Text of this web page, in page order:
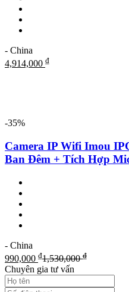
- China
4,914,000 ₫
-35%
Camera IP Wifi Imou
Ban Đêm + Tích Hợp
- China
990,000 ₫1,530,000₫
Chuyên gia tư vấn